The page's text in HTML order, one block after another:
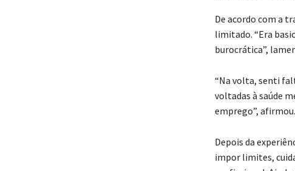
De acordo com a
limitado. “Era
burocrática”,
“Na volta, senti
voltadas à saúde
emprego”, afirmou.
Depois da
impor limites,